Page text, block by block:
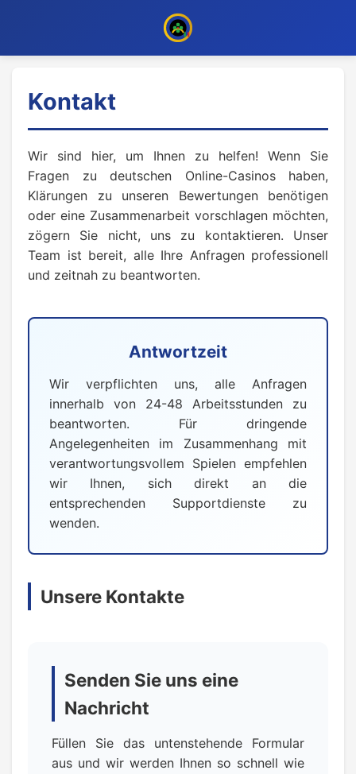
Kontakt
Wir sind hier, um Ihnen zu helfen! Wenn Sie
Fragen zu deutschen Online-Casinos haben,
Klärungen zu unseren Bewertungen benötigen
oder eine Zusammenarbeit vorschlagen möchten,
zögern Sie nicht, uns zu kontaktieren. Unser
Team ist bereit, alle Ihre Anfragen professionell
und zeitnah zu beantworten.
Antwortzeit
Wir verpflichten uns, alle Anfragen
innerhalb von 24-48 Arbeitsstunden zu
beantworten. Für dringende
Angelegenheiten im Zusammenhang mit
verantwortungsvollem Spielen empfehlen
wir Ihnen, sich direkt an die
entsprechenden Supportdienste zu
wenden.
Unsere Kontakte
Senden Sie uns eine
Nachricht
Füllen Sie das untenstehende Formular
aus und wir werden Ihnen so schnell wie